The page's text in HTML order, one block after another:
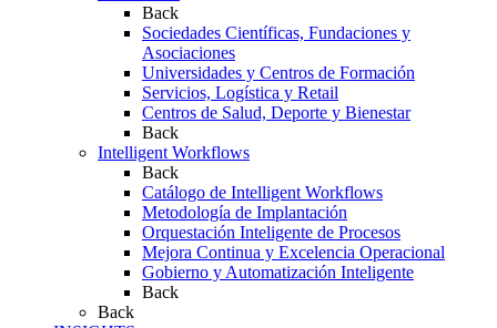
Back
Sociedades Científicas, Fundaciones y
Asociaciones
Universidades y Centros de Formación
Servicios, Logística y Retail
Centros de Salud, Deporte y Bienestar
Back
Intelligent Workflows
Back
Catálogo de Intelligent Workflows
Metodología de Implantación
Orquestación Inteligente de Procesos
Mejora Continua y Excelencia Operacional
Gobierno y Automatización Inteligente
Back
Back